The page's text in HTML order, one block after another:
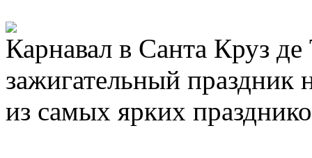
Карнавал в Санта Круз
зажигательный праздник
из самых ярких